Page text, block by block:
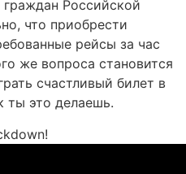
Российской
что приобрести
рейсы за час
же вопроса становится
счастливый билет в
ты это делаешь.